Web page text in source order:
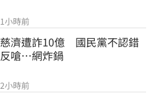
1小時前
慈濟遭詐10億　國民黨不認錯
反嗆⋯網炸鍋
2小時前